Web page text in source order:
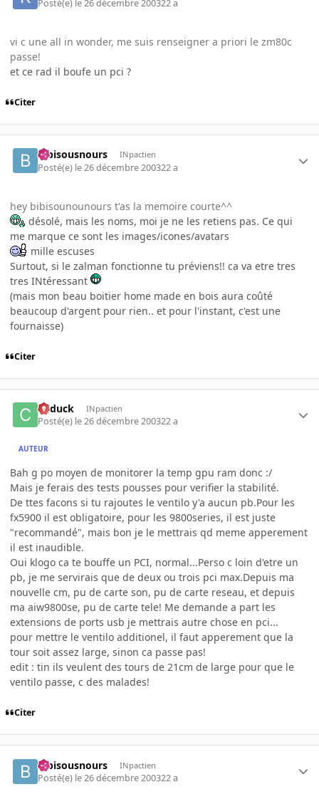
Posté(e) le 26 décembre 200322 a
vi c une all in wonder, me suis renseigner a priori le zm80c
passe!
et ce rad il boufe un pci ?
Citer
bibisousnours INpactien
Posté(e) le 26 décembre 200322 a
hey bibisounounours t'as la memoire courte^^
désolé, mais les noms, moi je ne les retiens pas. Ce qui
me marque ce sont les images/icones/avatars
mille escuses
Surtout, si le zalman fonctionne tu préviens!! ca va etre tres
tres INtéressant
(mais mon beau boitier home made en bois aura coûté
beaucoup d'argent pour rien.. et pour l'instant, c'est une
fournaisse)
Citer
Cyduck INpactien
Posté(e) le 26 décembre 200322 a
AUTEUR
Bah g po moyen de monitorer la temp gpu ram donc :/
Mais je ferais des tests pousses pour verifier la stabilité.
De ttes facons si tu rajoutes le ventilo y'a aucun pb.Pour les
fx5900 il est obligatoire, pour les 9800series, il est juste
"recommandé", mais bon je le mettrais qd meme apperement
il est inaudible.
Oui klogo ca te bouffe un PCI, normal...Perso c loin d'etre un
pb, je me servirais que de deux ou trois pci max.Depuis ma
nouvelle cm, pu de carte son, pu de carte reseau, et depuis
ma aiw9800se, pu de carte tele! Me demande a part les
extensions de ports usb je mettrais autre chose en pci...
pour mettre le ventilo additionel, il faut apperement que la
tour soit assez large, sinon ca passe pas!
edit : tin ils veulent des tours de 21cm de large pour que le
ventilo passe, c des malades!
Citer
bibisousnours INpactien
Posté(e) le 26 décembre 200322 a